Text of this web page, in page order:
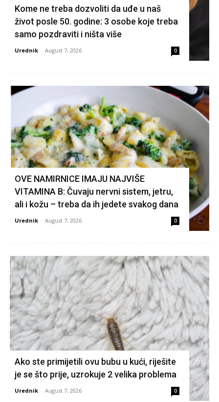
Kome ne treba dozvoliti da uđe u naš
život posle 50. godine: 3 osobe koje treba
samo pozdraviti i ništa više
Urednik - August 7, 2026 0
OVE NAMIRNICE IMAJU NAJVIŠE
VITAMINA B: Čuvaju nervni sistem, jetru,
ali i kožu – treba da ih jedete svakog dana
Urednik - August 7, 2026 0
Ako ste primijetili ovu bubu u kući, riješite
je se što prije, uzrokuje 2 velika problema
Urednik - August 7, 2026 0